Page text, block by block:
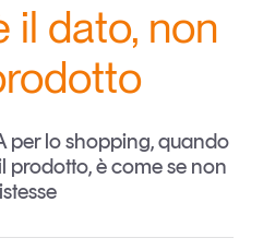
il dato, non
per lo shopping, quando
prodotto, è come se non